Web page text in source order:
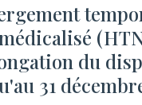
du
31